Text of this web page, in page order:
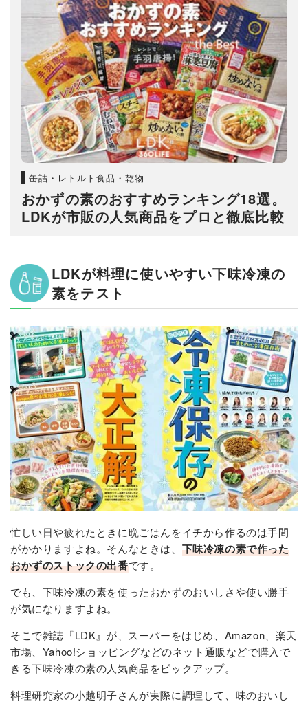
缶詰・レトルト食品・乾物
おかずの素のおすすめランキング18選。
LDKが市販の人気商品をプロと徹底比較
LDKが料理に使いやすい下味冷凍の
素をテスト
忙しい日や疲れたときに晩ごはんをイチから作るのは手間
がかかりますよね。そんなときは、 下味冷凍の素で作った
おかずのストックの出番です。
でも、下味冷凍の素を使ったおかずのおいしさや使い勝手
が気になりますよね。
そこで雑誌『LDK』が、スーパーをはじめ、Amazon、楽天
市場、Yahoo!ショッピングなどのネット通販などで購入で
きる下味冷凍の素の人気商品をピックアップ。
料理研究家の小越明子さんが実際に調理して、味のおいし